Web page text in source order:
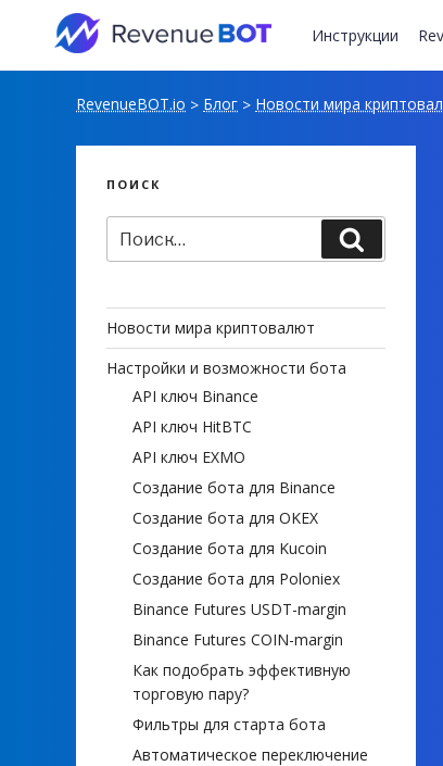
Перейти
содержимому
Инструкции
RevenueBOT.io > Блог > Новости мира
ПОИСК
Новости мира криптовалют
Настройки и возможности бота
API ключ Binance
API ключ HitBTC
API ключ EXMO
Создание бота для Binance
Создание бота для OKEX
Создание бота для Kucoin
Создание бота для Poloniex
Binance Futures USDT-margin
Binance Futures COIN-margin
Как подобрать эффективную
торговую пару?
Фильтры для старта бота
Автоматическое переключение